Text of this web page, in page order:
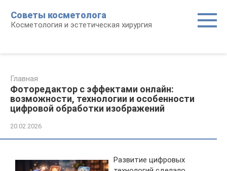
контенту
Советы косметолога
Косметология и эстетическая хирургия
Главная
Фоторедактор с эффектами онлайн:
возможности, технологии и особенности
цифровой обработки изображений
20.02.2026
Развитие цифровых